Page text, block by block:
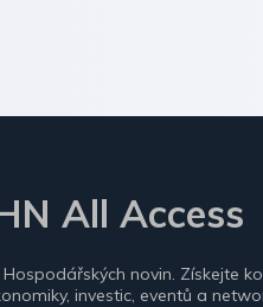
All Access
novin. Získejte
investic, eventů a